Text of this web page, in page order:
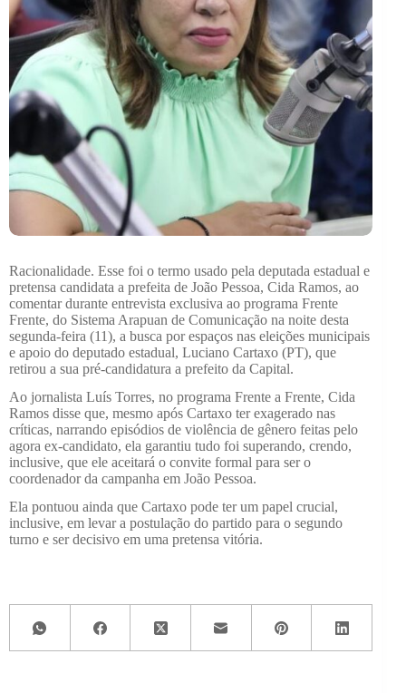
Racionalidade. Esse foi o termo usado pela deputada estadual e
pretensa candidata a prefeita de João Pessoa, Cida Ramos, ao
comentar durante entrevista exclusiva ao programa Frente
Frente, do Sistema Arapuan de Comunicação na noite desta
segunda-feira (11), a busca por espaços nas eleições municipais
e apoio do deputado estadual, Luciano Cartaxo (PT), que
retirou a sua pré-candidatura a prefeito da Capital.
Ao jornalista Luís Torres, no programa Frente a Frente, Cida
Ramos disse que, mesmo após Cartaxo ter exagerado nas
críticas, narrando episódios de violência de gênero feitas pelo
agora ex-candidato, ela garantiu tudo foi superando, crendo,
inclusive, que ele aceitará o convite formal para ser o
coordenador da campanha em João Pessoa.
Ela pontuou ainda que Cartaxo pode ter um papel crucial,
inclusive, em levar a postulação do partido para o segundo
turno e ser decisivo em uma pretensa vitória.